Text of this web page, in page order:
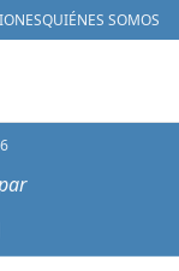
QUIÉNES SOMOS